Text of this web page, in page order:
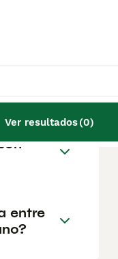
Ver resultados(0)
entre